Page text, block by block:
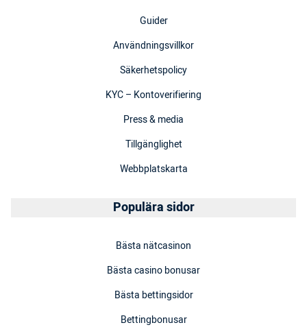
Guider
Användningsvillkor
Säkerhetspolicy
KYC – Kontoverifiering
Press & media
Tillgänglighet
Webbplatskarta
Populära sidor
Bästa nätcasinon
Bästa casino bonusar
Bästa bettingsidor
Bettingbonusar